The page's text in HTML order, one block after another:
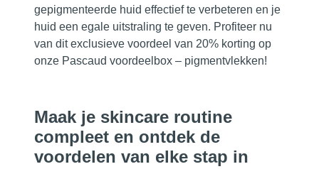
gepigmenteerde huid effectief te verbeteren en je
huid een egale uitstraling te geven. Profiteer nu
van dit exclusieve voordeel van 20% korting op
onze Pascaud voordeelbox – pigmentvlekken!
Maak je skincare routine
compleet en ontdek de
voordelen van elke stap in